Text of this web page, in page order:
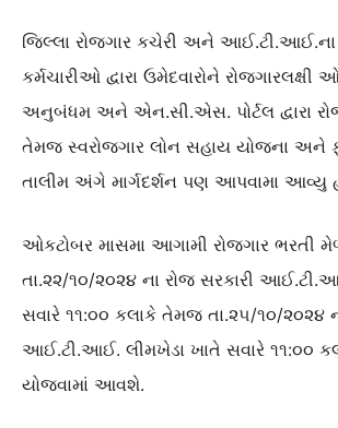
જિલ્લા રોજગાર કચેરી અને
કર્મચારીઓ દ્વારા ઉમેદવારોને રોજગારલક્ષી
અનુબંધમ અને એન.સી.એસ. પોર્ટલ દ્વારા
તેમજ સ્વરોજગાર લોન સહાય યોજના અને
તાલીમ અંગે માર્ગદર્શન પણ આપવામા આવ્યુ
ઓકટોબર માસમા આગામી રોજગાર ભરતી
તા.૨૨/૧૦/૨૦૨૪ ના રોજ સરકારી
સવારે ૧૧:૦૦ કલાકે તેમજ તા.૨૫/૧૦/૨૦૨૪
આઈ.ટી.આઈ. લીમખેડા ખાતે સવારે ૧૧:૦૦
યોજવામાં આવશે.